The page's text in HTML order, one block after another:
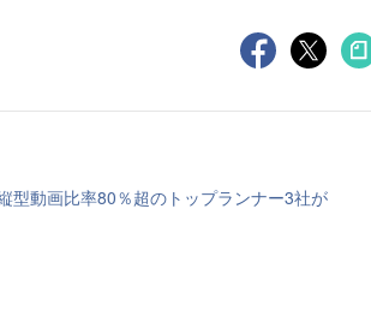
動画比率80％超のトップランナー3社が